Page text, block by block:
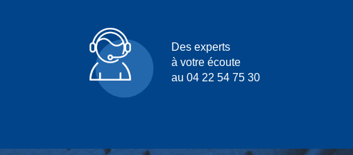
Des experts
à votre écoute
au 04 22 54 75 30